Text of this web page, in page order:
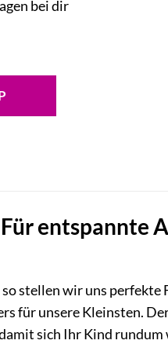
€.
bei dir
stellen wir uns perfekte
für unsere Kleinsten.
sich Ihr Kind